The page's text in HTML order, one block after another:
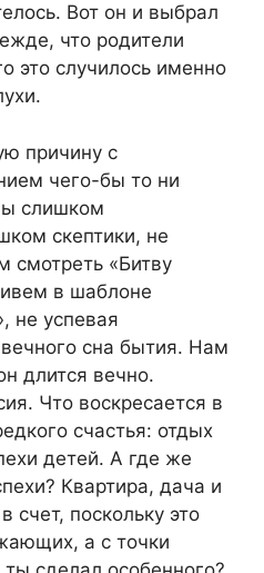
Вот он и выбрал
что родители
это случилось именно
причину с
чего-бы то ни
слишком
скептики, не
смотреть «Битву
в шаблоне
не успевая
сна бытия. Нам
длится вечно.
Что воскресается в
счастья: отдых
детей. А где же
Квартира, дача и
счет, поскольку это
а с точки